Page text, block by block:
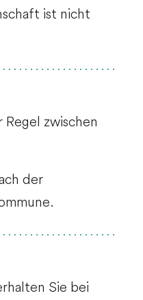
ist nicht
zwischen
der
Sie bei